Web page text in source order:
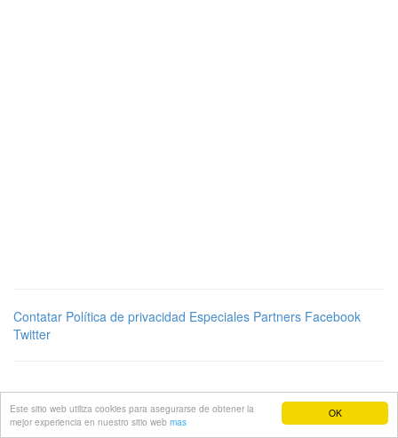
OK
Este sitio web utiliza cookies para asegurarse de obtener la
mejor experiencia en nuestro sitio web mas
Contatar Política de privacidad Especiales Partners Facebook
Twitter